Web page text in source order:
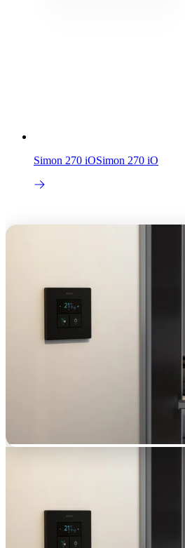
Simon 270 iOSimon 270 iO